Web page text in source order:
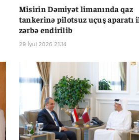
Misirin Dəmiyət limanında qaz
tankerinə pilotsuz uçuş aparatı
zərbə endirilib
29 İyul 2026 21:14